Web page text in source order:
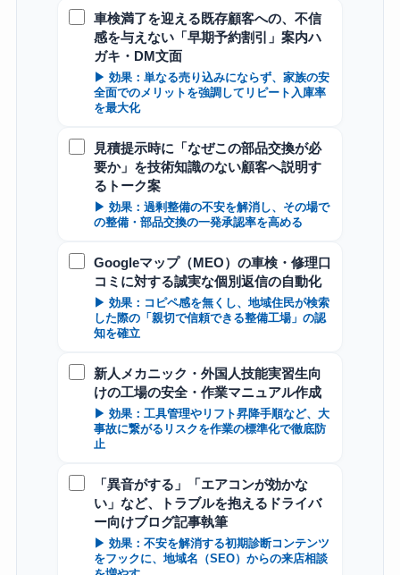
車検満了を迎える既存顧客への、不信
感を与えない「早期予約割引」案内ハ
ガキ・DM文面
▶ 効果：単なる売り込みにならず、家族の安
全面でのメリットを強調してリピート入庫率
を最大化
見積提示時に「なぜこの部品交換が必
要か」を技術知識のない顧客へ説明す
るトーク案
▶ 効果：過剰整備の不安を解消し、その場で
の整備・部品交換の一発承認率を高める
Googleマップ（MEO）の車検・修理口
コミに対する誠実な個別返信の自動化
▶ 効果：コピペ感を無くし、地域住民が検索
した際の「親切で信頼できる整備工場」の認
知を確立
新人メカニック・外国人技能実習生向
けの工場の安全・作業マニュアル作成
▶ 効果：工具管理やリフト昇降手順など、大
事故に繋がるリスクを作業の標準化で徹底防
止
「異音がする」「エアコンが効かな
い」など、トラブルを抱えるドライバ
ー向けブログ記事執筆
▶ 効果：不安を解消する初期診断コンテンツ
をフックに、地域名（SEO）からの来店相談